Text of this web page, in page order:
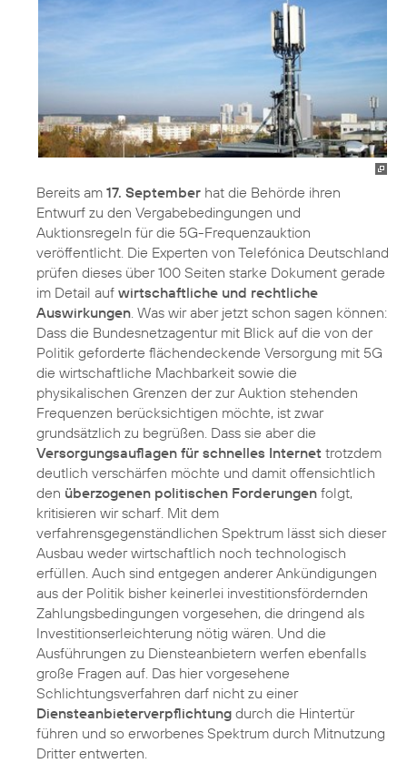
Bereits am 17. September hat die Behörde ihren
Entwurf zu den Vergabebedingungen und
Auktionsregeln für die 5G-Frequenzauktion
veröffentlicht. Die Experten von Telefónica Deutschland
prüfen dieses über 100 Seiten starke Dokument gerade
im Detail auf wirtschaftliche und rechtliche
Auswirkungen . Was wir aber jetzt schon sagen können:
Dass die Bundesnetzagentur mit Blick auf die von der
Politik geforderte flächendeckende Versorgung mit 5G
die wirtschaftliche Machbarkeit sowie die
physikalischen Grenzen der zur Auktion stehenden
Frequenzen berücksichtigen möchte, ist zwar
grundsätzlich zu begrüßen. Dass sie aber die
Versorgungsauflagen für schnelles Internet trotzdem
deutlich verschärfen möchte und damit offensichtlich
den überzogenen politischen Forderungen folgt,
kritisieren wir scharf. Mit dem
verfahrensgegenständlichen Spektrum lässt sich dieser
Ausbau weder wirtschaftlich noch technologisch
erfüllen. Auch sind entgegen anderer Ankündigungen
aus der Politik bisher keinerlei investitionsfördernden
Zahlungsbedingungen vorgesehen, die dringend als
Investitionserleichterung nötig wären. Und die
Ausführungen zu Diensteanbietern werfen ebenfalls
große Fragen auf. Das hier vorgesehene
Schlichtungsverfahren darf nicht zu einer
Diensteanbieterverpflichtung durch die Hintertür
führen und so erworbenes Spektrum durch Mitnutzung
Dritter entwerten.